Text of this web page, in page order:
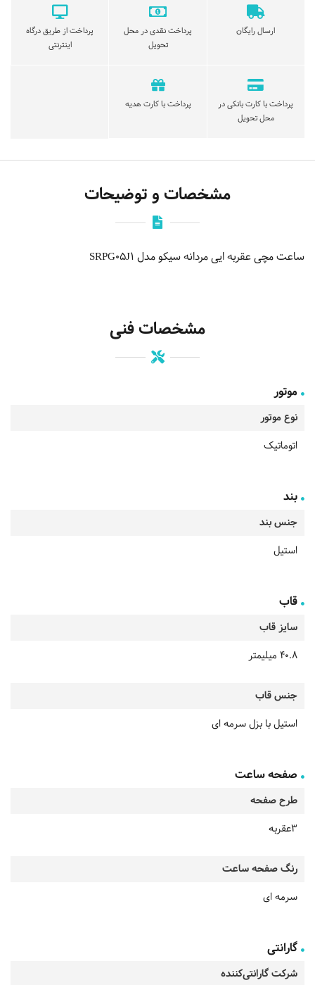
ارسال رایگان
پرداخت نقدی در محل
تحویل
پرداخت از طریق درگاه
اینترنتی
پرداخت با کارت بانکی در
محل تحویل
پرداخت با کارت هدیه
مشخصات و توضیحات
ساعت مچی عقربه ایی مردانه سیکو مدل SRPG05J1
مشخصات فنی
موتور
نوع موتور
اتوماتیک
بند
جنس بند
استیل
قاب
سایز قاب
40.8 میلیمتر
جنس قاب
استیل با بزل سرمه ای
صفحه ساعت
طرح صفحه
3عقربه
رنگ صفحه ساعت
سرمه ای
گارانتی
شرکت گارانتی‌کننده